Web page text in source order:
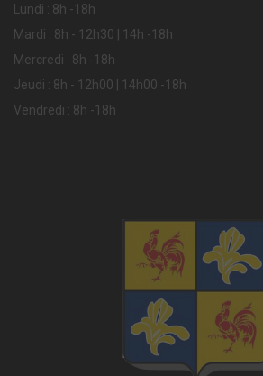
Lundi : 8h -18h
Mardi : 8h - 12h30 | 14h -18h
Mercredi : 8h -18h
Jeudi : 8h - 12h00 | 14h00 -18h
Vendredi : 8h -18h